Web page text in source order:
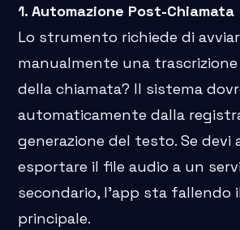
1. Automazione Post-Chiamata
Lo strumento richiede di
manualmente una
della chiamata? Il sistema
automaticamente dalla
generazione del testo. Se devi
esportare il file audio a un
secondario, l'app sta fallendo
principale.